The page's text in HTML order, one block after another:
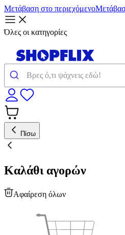
Μετάβαση στο περιεχόμενο
Όλες οι κατηγορίες
Πίσω
Καλάθι αγορών
Αφαίρεση όλων